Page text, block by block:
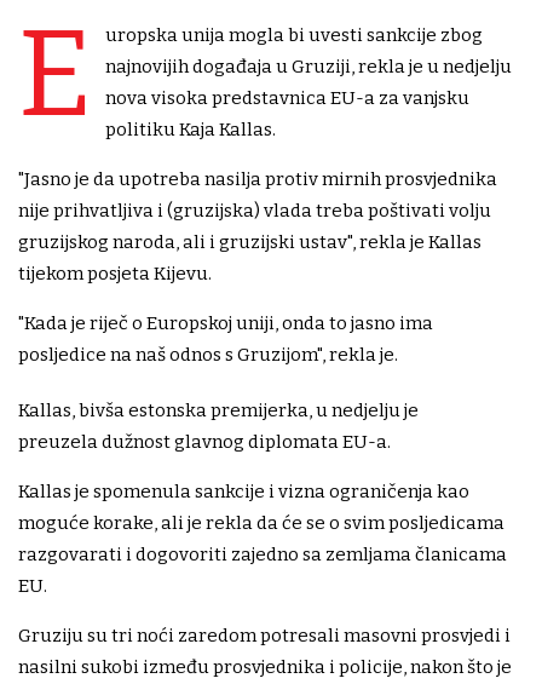
E
uropska unija mogla bi uvesti sankcije zbog
najnovijih događaja u Gruziji, rekla je u nedjelju
nova visoka predstavnica EU-a za vanjsku
politiku Kaja Kallas.
"Jasno je da upotreba nasilja protiv mirnih prosvjednika
nije prihvatljiva i (gruzijska) vlada treba poštivati ​​volju
gruzijskog naroda, ali i gruzijski ustav", rekla je Kallas
tijekom posjeta Kijevu.
"Kada je riječ o Europskoj uniji, onda to jasno ima
posljedice na naš odnos s Gruzijom", rekla je.
Kallas, bivša estonska premijerka, u nedjelju je
preuzela dužnost glavnog diplomata EU-a.
Kallas je spomenula sankcije i vizna ograničenja kao
moguće korake, ali je rekla da će se o svim posljedicama
razgovarati i dogovoriti zajedno sa zemljama članicama
EU.
Gruziju su tri noći zaredom potresali masovni prosvjedi i
nasilni sukobi između prosvjednika i policije, nakon što je